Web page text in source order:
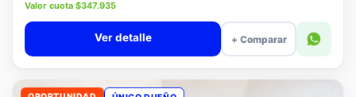
$15.980.000
−6%
Valor cuota $347.935
+ Comparar